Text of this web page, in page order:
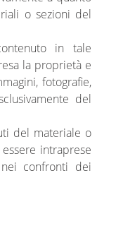
o sezioni del
in tale
la proprietà e
fotografie,
del
del materiale o
intraprese
confronti dei